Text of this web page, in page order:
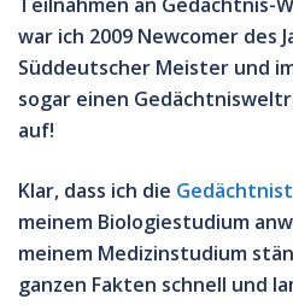
war ich 2009 Newcomer des
Süddeutscher Meister und
sogar einen
auf!
Klar, dass ich die
meinem Biologiestudium
meinem Medizinstudium
ganzen Fakten schnell und